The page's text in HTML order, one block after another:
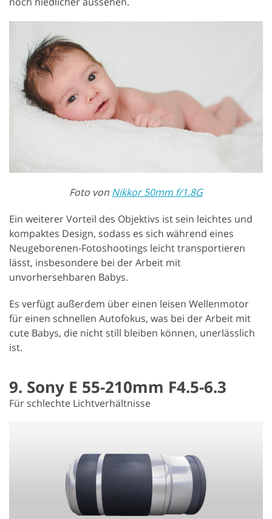
Foto von Nikkor 50mm f/1.8G
Ein weiterer Vorteil des Objektivs ist sein leichtes und
kompaktes Design, sodass es sich während eines
Neugeborenen-Fotoshootings leicht transportieren
lässt, insbesondere bei der Arbeit mit
unvorhersehbaren Babys.
Es verfügt außerdem über einen leisen Wellenmotor
für einen schnellen Autofokus, was bei der Arbeit mit
cute Babys, die nicht still bleiben können, unerlässlich
ist.
9. Sony E 55-210mm F4.5-6.3
Für schlechte Lichtverhältnisse